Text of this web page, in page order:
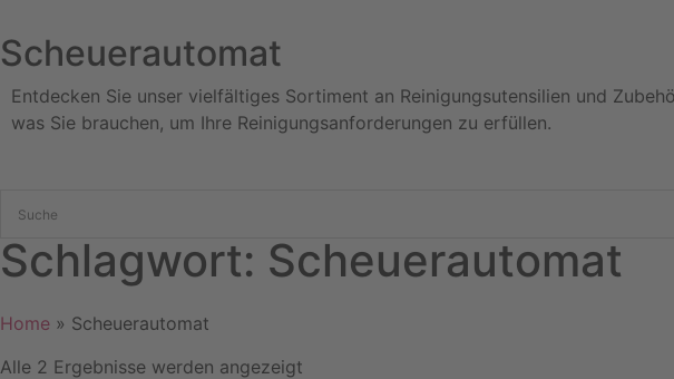
Scheuerautomat
Entdecken Sie unser vielfältiges Sortiment an Reinigungsutensilien und
was Sie brauchen, um Ihre Reinigungsanforderungen zu erfüllen.
Schlagwort: Scheuerautomat
Home » Scheuerautomat
Alle 2 Ergebnisse werden angezeigt